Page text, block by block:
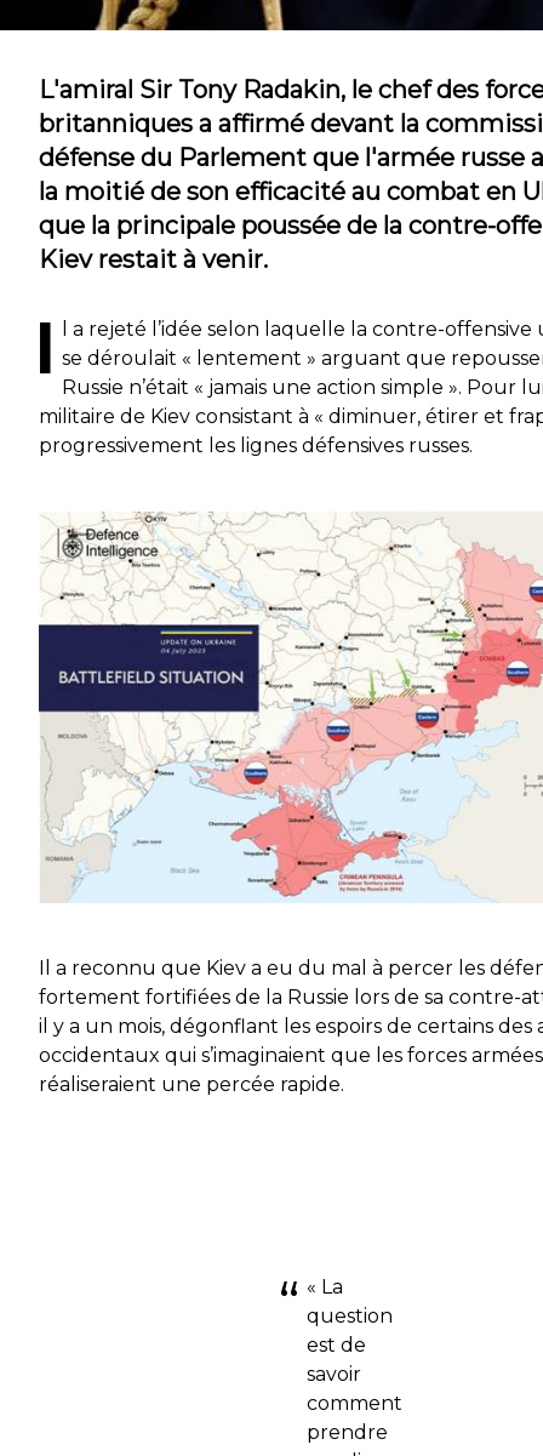
L'amiral Sir Tony Radakin, le chef des
britanniques a affirmé devant la
défense du Parlement que l'armée russe
la moitié de son efficacité au combat en
que la principale poussée de la contre-
Kiev restait à venir.
I
l a rejeté l’idée selon laquelle la contre-offensive
se déroulait « lentement » arguant que
Russie n’était « jamais une action simple ». Pour
militaire de Kiev consistant à « diminuer, étirer et
progressivement les lignes défensives russes.
Il a reconnu que Kiev a eu du mal à percer les
fortement fortifiées de la Russie lors de sa contre-
il y a un mois, dégonflant les espoirs de certains des
occidentaux qui s’imaginaient que les forces
réaliseraient une percée rapide.
« La
question
est de
savoir
comment
prendre